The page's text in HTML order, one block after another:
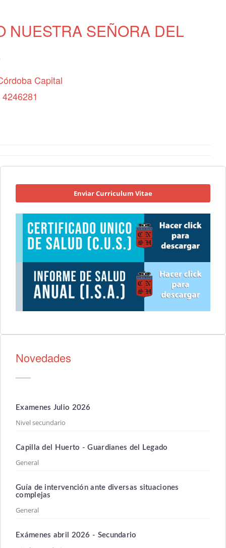
NUESTRA SEÑORA DEL
Capital
Enviar Curriculum Vitae
Novedades
Examenes Julio 2026
Nivel secundario
Capilla del Huerto - Guardianes del Legado
General
Guía de intervención ante diversas situaciones
complejas
General
Exámenes abril 2026 - Secundario